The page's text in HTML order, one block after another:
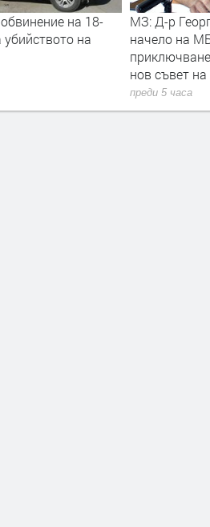
на 18-
на
МЗ: Д-р
начело на
нов съвет
преди 5 часа